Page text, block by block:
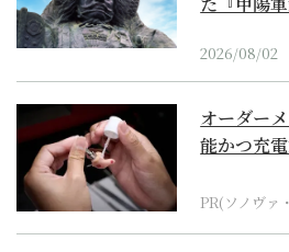
2026/08/02
オーダー
能かつ充
PR(ソノヴァ